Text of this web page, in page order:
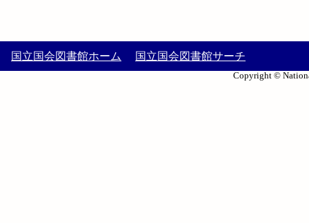
国立国会図書館ホーム 国立国会図書館サーチ
Copyright ©